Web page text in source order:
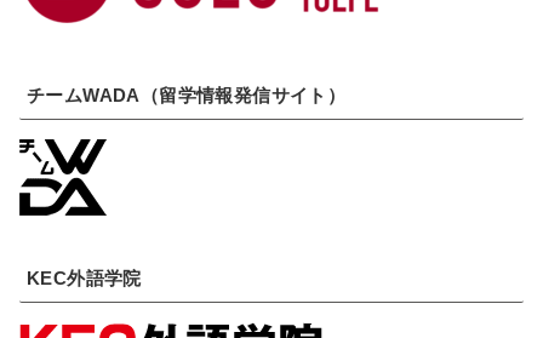
チームWADA（留学情報発信サイト）
KEC外語学院